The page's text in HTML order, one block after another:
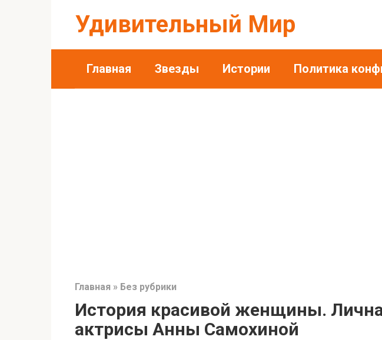
Удивительный Мир
Главная Звезды Истории Политика
Главная » Без рубрики
История красивой женщины.
актрисы Анны Самохиной